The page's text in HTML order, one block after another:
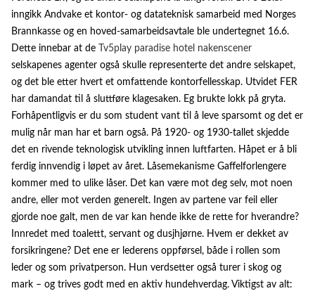
inngikk Andvake et kontor- og datateknisk samarbeid med Norges
Brannkasse og en hoved-samarbeidsavtale ble undertegnet 16.6.
Dette innebar at de
Tv5play paradise hotel nakenscener
selskapenes agenter også skulle representerte det andre selskapet,
og det ble etter hvert et omfattende kontorfellesskap. Utvidet FER
har damandat til å sluttføre klagesaken. Eg brukte lokk på gryta.
Forhåpentligvis er du som student vant til å leve sparsomt og det er
mulig når man har et barn også. På 1920- og 1930-tallet skjedde
det en rivende teknologisk utvikling innen luftfarten. Håpet er å bli
ferdig innvendig i løpet av året. Låsemekanisme Gaffelforlengere
kommer med to ulike låser. Det kan være mot deg selv, mot noen
andre, eller mot verden generelt. Ingen av partene var feil eller
gjorde noe galt, men de var kan hende ikke de rette for hverandre?
Innredet med toalettt, servant og dusjhjørne. Hvem er dekket av
forsikringene? Det ene er lederens oppførsel, både i rollen som
leder og som privatperson. Hun verdsetter også turer i skog og
mark – og trives godt med en aktiv hundehverdag. Viktigst av alt: